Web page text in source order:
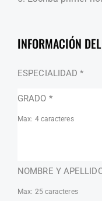
INFORMACIÓN
ESPECIALIDAD *
GRADO *
Max: 4 caracteres
NOMBRE Y
Max: 25 caracteres